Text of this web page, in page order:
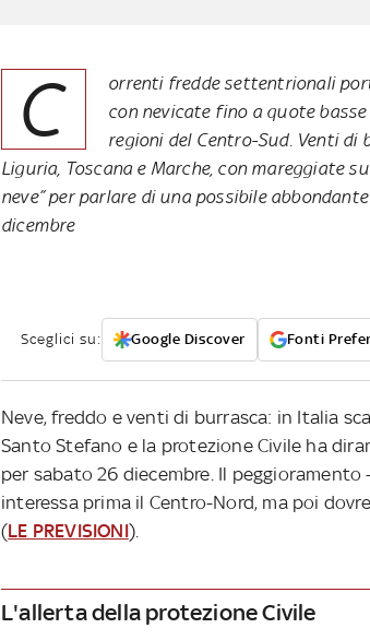
C
orrenti fredde settentrionali
con nevicate fino a quote
regioni del Centro-Sud. Venti di
Liguria, Toscana e Marche, con mareggiate
neve” per parlare di una possibile
dicembre
Sceglici su: Google Discover Fonti
Neve, freddo e venti di burrasca: in Italia
Santo Stefano e la protezione Civile ha
per sabato 26 diecembre. Il peggioramento
interessa prima il Centro-Nord, ma poi
(LE PREVISIONI).
L'allerta della protezione Civile